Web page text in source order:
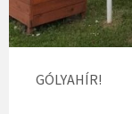
GÓLYAHÍR!